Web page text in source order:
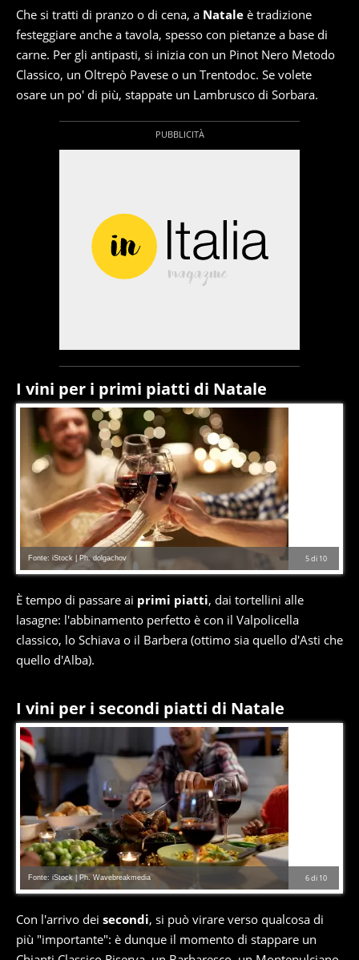
Che si tratti di pranzo o di cena, a Natale è tradizione
festeggiare anche a tavola, spesso con pietanze a base di
carne. Per gli antipasti, si inizia con un Pinot Nero Metodo
Classico, un Oltrepò Pavese o un Trentodoc. Se volete
osare un po' di più, stappate un Lambrusco di Sorbara.
I vini per i primi piatti di Natale
5di 10
Fonte: iStock | Ph. dolgachov
È tempo di passare ai primi piatti, dai tortellini alle
lasagne: l'abbinamento perfetto è con il Valpolicella
classico, lo Schiava o il Barbera (ottimo sia quello d'Asti che
quello d'Alba).
I vini per i secondi piatti di Natale
6di 10
Fonte: iStock | Ph. Wavebreakmedia
Con l'arrivo dei secondi, si può virare verso qualcosa di
più "importante": è dunque il momento di stappare un